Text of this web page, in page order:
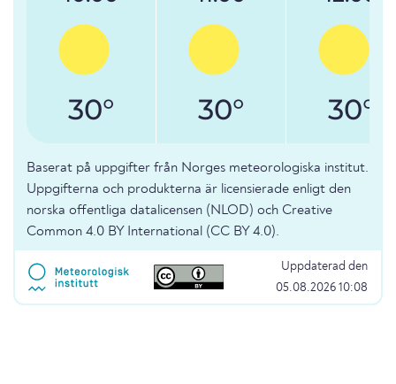
30° 30° 30°
Baserat på uppgifter från Norges meteorologiska institut.
Uppgifterna och produkterna är licensierade enligt den
norska offentliga datalicensen (NLOD) och Creative
Common 4.0 BY International (CC BY 4.0).
Uppdaterad den
05.08.2026 10:08